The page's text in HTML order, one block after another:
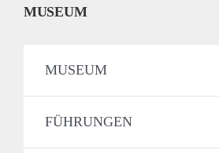
MUSEUM
MUSEUM
FÜHRUNGEN